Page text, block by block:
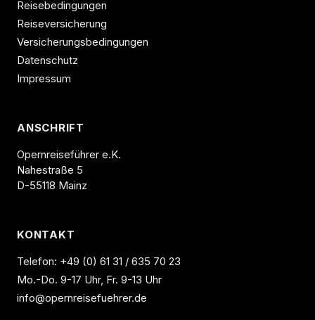
Reisebedingungen
Reiseversicherung
Versicherungsbedingungen
Datenschutz
Impressum
ANSCHRIFT
Opernreiseführer e.K.
Nahestraße 5
D-55118 Mainz
KONTAKT
Telefon: +49 (0) 61 31 / 635 70 23
Mo.-Do. 9-17 Uhr, Fr. 9-13 Uhr
info@opernreisefuehrer.de